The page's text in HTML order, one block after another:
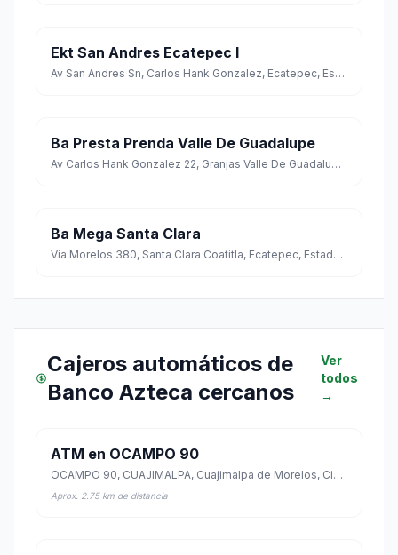
Ekt San Andres Ecatepec I
Av San Andres Sn, Carlos Hank Gonzalez, Ecatepec, Estado de México
Ba Presta Prenda Valle De Guadalupe
Av Carlos Hank Gonzalez 22, Granjas Valle De Guadalupe, Ecatepec, Estado de México
Ba Mega Santa Clara
Via Morelos 380, Santa Clara Coatitla, Ecatepec, Estado de México
Cajeros automáticos de
Banco Azteca cercanos
Ver
todos
→
ATM en OCAMPO 90
OCAMPO 90, CUAJIMALPA, Cuajimalpa de Morelos, Ciudad de México
Aprox. 2.75 km de distancia